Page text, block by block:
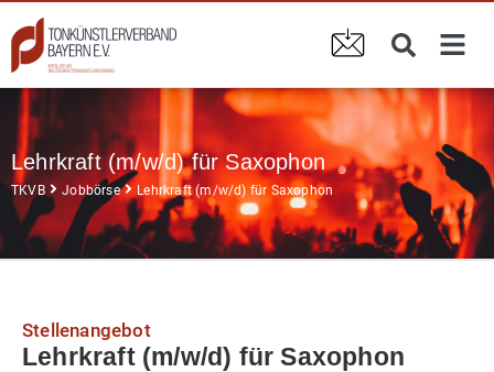
Lehrkraft (m/w/d) für Saxophon
TKVB Jobbörse Lehrkraft (m/w/d) für Saxophon
Stellenangebot
Lehrkraft (m/w/d) für Saxophon